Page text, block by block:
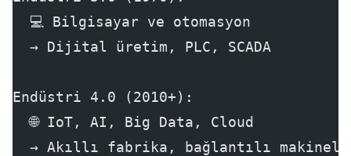
  💻 Bilgisayar ve otomasyon
  → Dijital üretim, PLC, SCADA
Endüstri 4.0 (2010+):
  🌐 IoT, AI, Big Data, Cloud
→ Akıllı fabrika, bağlantılı